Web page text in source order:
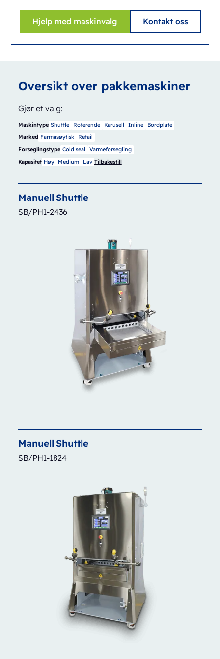
Hjelp med maskinvalg Kontakt oss
Oversikt over pakkemaskiner
Gjør et valg:
Maskintype Shuttle Roterende Karusell Inline
Bordplate
Marked Farmasøytisk
Retail
Forseglingstype Cold seal
Varmeforsegling
Kapasitet Høy Medium Lav Tilbakestill
Manuell Shuttle
SB/PH1-2436
Manuell Shuttle
SB/PH1-1824